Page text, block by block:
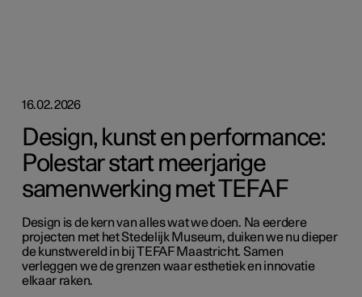
16.02.2026
Design, kunst en performance:
Polestar start meerjarige
samenwerking met TEFAF
Design is de kern van alles wat we doen. Na eerdere
projecten met het Stedelijk Museum, duiken we nu dieper
de kunstwereld in bij TEFAF Maastricht. Samen
verleggen we de grenzen waar esthetiek en innovatie
elkaar raken.